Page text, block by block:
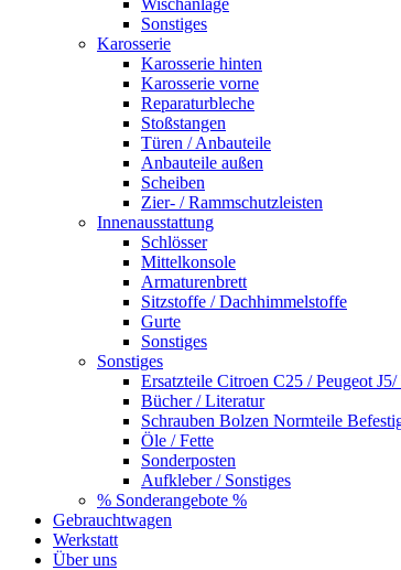
Sonstiges
Karosserie
Karosserie hinten
Karosserie vorne
Reparaturbleche
Stoßstangen
Türen / Anbauteile
Anbauteile außen
Scheiben
Zier- / Rammschutzleisten
Innenausstattung
Schlösser
Mittelkonsole
Armaturenbrett
Sitzstoffe / Dachhimmelstoffe
Gurte
Sonstiges
Sonstiges
Ersatzteile Citroen C25 / Peugeot
Bücher / Literatur
Schrauben Bolzen Normteile
Öle / Fette
Sonderposten
Aufkleber / Sonstiges
% Sonderangebote %
Gebrauchtwagen
Werkstatt
Über uns